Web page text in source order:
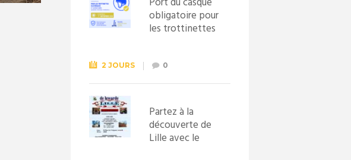
obligatoire pour
les trottinettes
septembre
2026
2 JOURS 0
Partez à la
découverte de
Lille avec le